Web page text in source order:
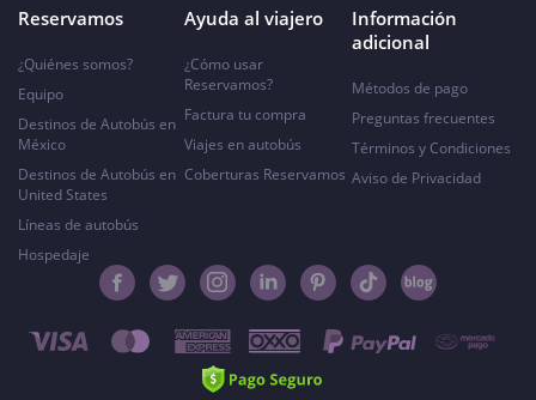
Reservamos
¿Quiénes somos?
Equipo
Destinos de Autobús en
México
Destinos de Autobús en
United States
Líneas de autobús
Hospedaje
Ayuda al viajero
¿Cómo usar
Reservamos?
Factura tu compra
Viajes en autobús
Coberturas Reservamos
Información
adicional
Métodos de pago
Preguntas frecuentes
Términos y Condiciones
Aviso de Privacidad